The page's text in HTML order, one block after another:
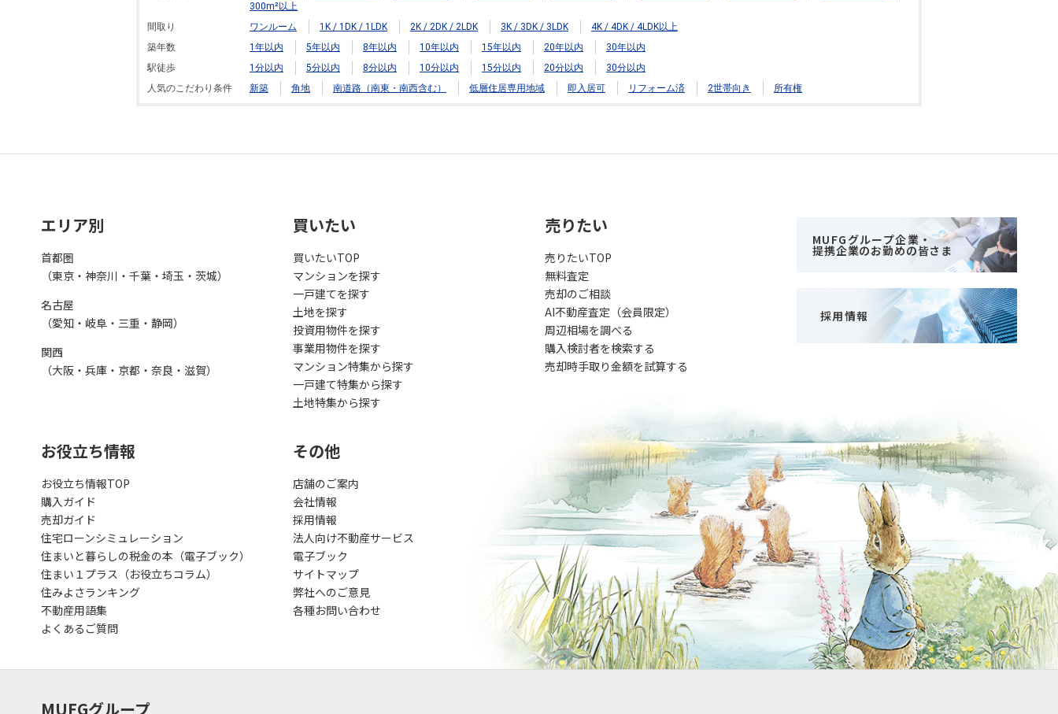
300m²以上
間取り
ワンルーム 1K / 1DK / 1LDK 2K / 2DK / 2LDK 3K / 3DK / 3LDK
4K / 4DK / 4LDK以上
築年数
1年以内 5年以内 8年以内 10年以内 15年以内 20年以内
30年以内
駅徒歩
1分以内 5分以内 8分以内 10分以内 15分以内 20分以内
30分以内
人気のこだわり条件
新築 角地 南道路（南東・南西含む） 低層住居専用地域 即入居可 リフォーム済 2世帯向き 所有権
エリア別
首都圏
（東京・神奈川・千葉・埼玉・茨城）
名古屋
（愛知・岐阜・三重・静岡）
関西
（大阪・兵庫・京都・奈良・滋賀）
買いたい
買いたいTOP
マンションを探す
一戸建てを探す
土地を探す
投資用物件を探す
事業用物件を探す
マンション特集から探す
一戸建て特集から探す
土地特集から探す
売りたい
売りたいTOP
無料査定
売却のご相談
AI不動産査定（会員限定）
周辺相場を調べる
購入検討者を検索する
売却時手取り金額を試算する
MUFGグループ企業・
提携企業のお勤めの皆さま
採用情報
お役立ち情報
お役立ち情報TOP
購入ガイド
売却ガイド
住宅ローンシミュレーション
住まいと暮らしの税金の本（電子ブック）
住まい１プラス（お役立ちコラム）
住みよさランキング
不動産用語集
よくあるご質問
その他
店舗のご案内
会社情報
採用情報
法人向け不動産サービス
電子ブック
サイトマップ
弊社へのご意見
各種お問い合わせ
MUFGグループ